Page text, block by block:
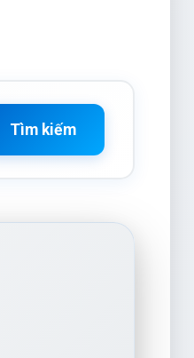
Tìm kiếm